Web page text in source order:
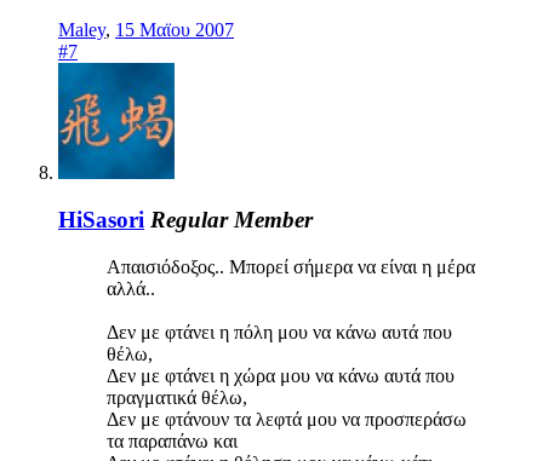
Maley, 15 Μαϊου 2007
#7
HiSasori Regular Member
Απαισιόδοξος.. Μπορεί σήμερα να είναι η μέρα
αλλά..
Δεν με φτάνει η πόλη μου να κάνω αυτά που
θέλω,
Δεν με φτάνει η χώρα μου να κάνω αυτά που
πραγματικά θέλω,
Δεν με φτάνουν τα λεφτά μου να προσπεράσω
τα παραπάνω και